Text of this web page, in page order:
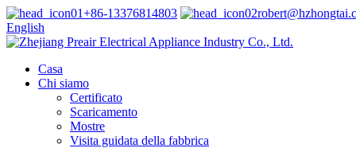
+86-13376814803
English
Casa
Chi siamo
Certificato
Scaricamento
Mostre
Visita guidata della fabbrica